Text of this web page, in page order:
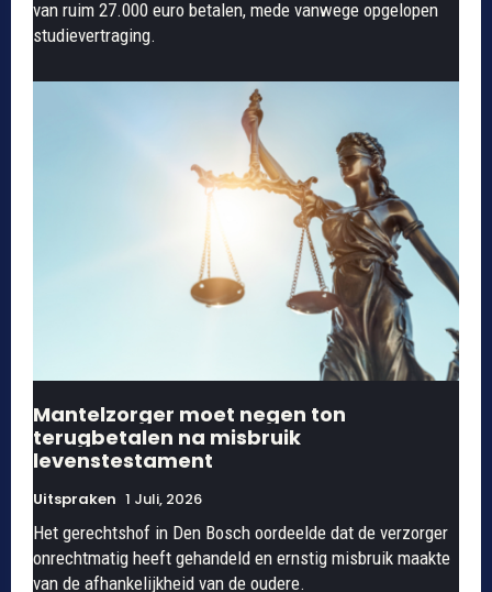
van ruim 27.000 euro betalen, mede vanwege opgelopen
studievertraging.
Mantelzorger moet negen ton
terugbetalen na misbruik
levenstestament
Uitspraken 1 Juli, 2026
Het gerechtshof in Den Bosch oordeelde dat de verzorger
onrechtmatig heeft gehandeld en ernstig misbruik maakte
van de afhankelijkheid van de oudere.